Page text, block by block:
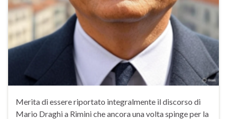
Merita di essere riportato integralmente il discorso di
Mario Draghi a Rimini che ancora una volta spinge per la